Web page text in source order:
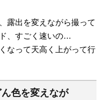
露出を変えながら撮って
、すごく速いの…
なって天高く上がって行
色を変えなが